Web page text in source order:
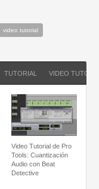
video tutorial
TUTORIAL VIDEO
Video Tutorial de Pro
Tools: Cuantización
Audio con Beat
Detective